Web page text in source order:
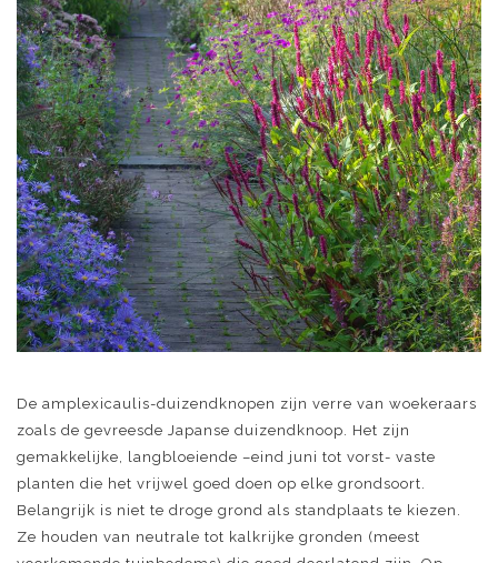
De amplexicaulis-duizendknopen zijn verre van woekeraars
zoals de gevreesde Japanse duizendknoop. Het zijn
gemakkelijke, langbloeiende –eind juni tot vorst- vaste
planten die het vrijwel goed doen op elke grondsoort.
Belangrijk is niet te droge grond als standplaats te kiezen.
Ze houden van neutrale tot kalkrijke gronden (meest